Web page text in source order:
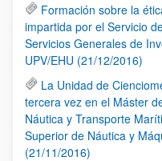
Formación sobre la
impartida por el Servicio
Servicios Generales de
UPV/EHU (21/12/2016)
La Unidad de
tercera vez en el Máster
Náutica y Transporte
Superior de Náutica y
(21/11/2016)